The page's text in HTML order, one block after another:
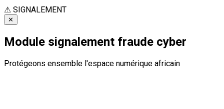
⚠ SIGNALEMENT
✕
Module signalement fraude cyber
Protégeons ensemble l'espace numérique africain